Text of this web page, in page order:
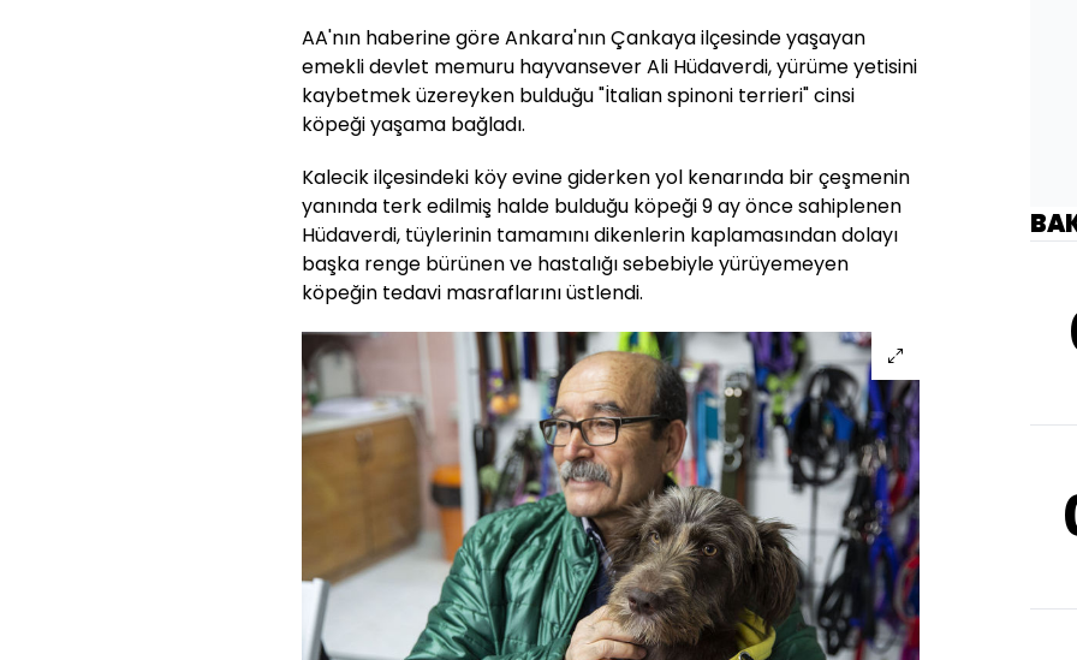
AA'nın haberine göre Ankara'nın Çankaya ilçesinde yaşayan
emekli devlet memuru hayvansever Ali Hüdaverdi, yürüme yetisini
kaybetmek üzereyken bulduğu "İtalian spinoni terrieri" cinsi
köpeği yaşama bağladı.
Kalecik ilçesindeki köy evine giderken yol kenarında bir çeşmenin
yanında terk edilmiş halde bulduğu köpeği 9 ay önce sahiplenen
Hüdaverdi, tüylerinin tamamını dikenlerin kaplamasından dolayı
başka renge bürünen ve hastalığı sebebiyle yürüyemeyen
köpeğin tedavi masraflarını üstlendi.